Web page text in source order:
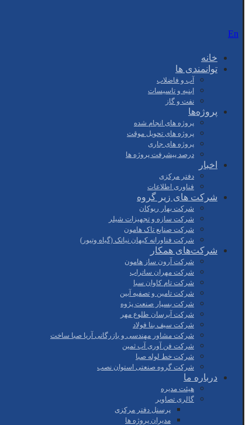
En
خانه
توانمندی ها
آب و فاضلاب
ابنیه و تاسیسات
نفت و گاز
پروژه‌ها
پروژه های انجام شده
پروژه های تحویل موقت
پروژه های جاری
درصد پیشرفت پروژه ها
اخبار
دفتر مرکزی
فناوری اطلاعات
شرکت های زیر گروه
شرکت بهار ریوکان
شرکت سازه و تجهیزات شیلر
شرکت صنایع تاک هامون
شرکت فناورانه کیهان نیاتک (گیاه وتیور)
شرکت‌های همکار
شرکت آرون ساز هامون
شرکت مهران ساتراپ
شرکت تام کاوان سبا
شرکت تامین و تصفیه آبین
شرکت بسپار صنعت پژوه
شرکت آبرسان طلوع مهر
شرکت سیف بنا فولاد
شرکت مشاور مهندسی و بازرگانی آریا صبا ساخت
شرکت فن آوری آب ثمین
شرکت خط لوله صبا
شرکت گروه صنعتی استوان نصب
درباره ما
هیئت مدیره
گالری تصاویر
پرسنل دفتر مرکزی
مدیران پروژه ها